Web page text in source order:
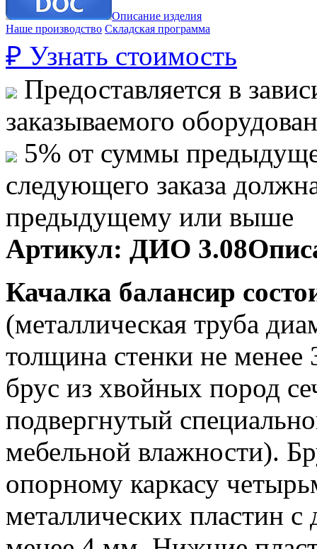
Описание изделия
Наше производство Складская программа
₽ Узнать стоимость
Предоставляется в
заказываемого
5% от суммы
следующего заказа
предыдущему или выше
Артикул: ДИО 3.08
Качалка балансир
(металлическая труба
толщина стенки не
брус из хвойных пород
подвергнутый
мебельной влажности).
опорному каркасу
металлических пластин